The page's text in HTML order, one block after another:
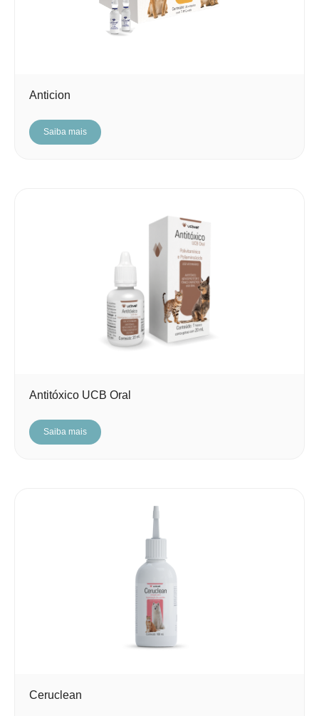
Anticion
Saiba mais
Antitóxico UCB Oral
Saiba mais
Ceruclean